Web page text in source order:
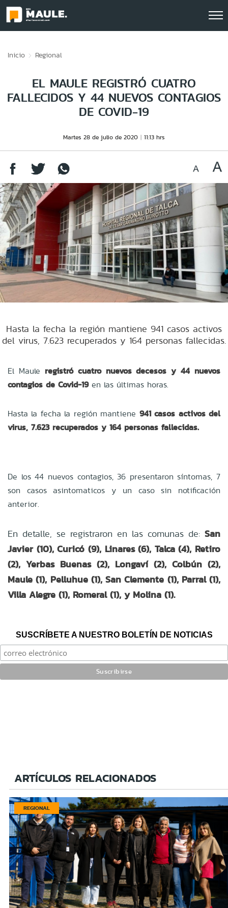
Inicio Regional
EL MAULE REGISTRÓ CUATRO
FALLECIDOS Y 44 NUEVOS CONTAGIOS
DE COVID-19
Martes 28 de julio de 2020 11:13 hrs
Hasta la fecha la región mantiene 941 casos activos
del virus, 7.623 recuperados y 164 personas fallecidas.
El Maule registró cuatro nuevos decesos y 44 nuevos
contagios de Covid-19en las últimas horas.
Hasta la fecha la región mantiene 941 casos activos del
virus, 7.623 recuperados y 164 personas fallecidas.
De los 44 nuevos contagios, 36 presentaron síntomas, 7
son casos asintomaticos y un caso sin notificación
anterior.
En detalle, se registraron en las comunas de: San
Javier (10), Curicó (9), Linares (6), Talca (4), Retiro
(2), Yerbas Buenas (2), Longaví (2), Colbún (2),
Maule (1), Pelluhue (1), San Clemente (1), Parral (1),
Villa Alegre (1), Romeral (1), y Molina (1).
SUSCRÍBETE A NUESTRO BOLETÍN DE NOTICIAS
ARTÍCULOS RELACIONADOS
REGIONAL